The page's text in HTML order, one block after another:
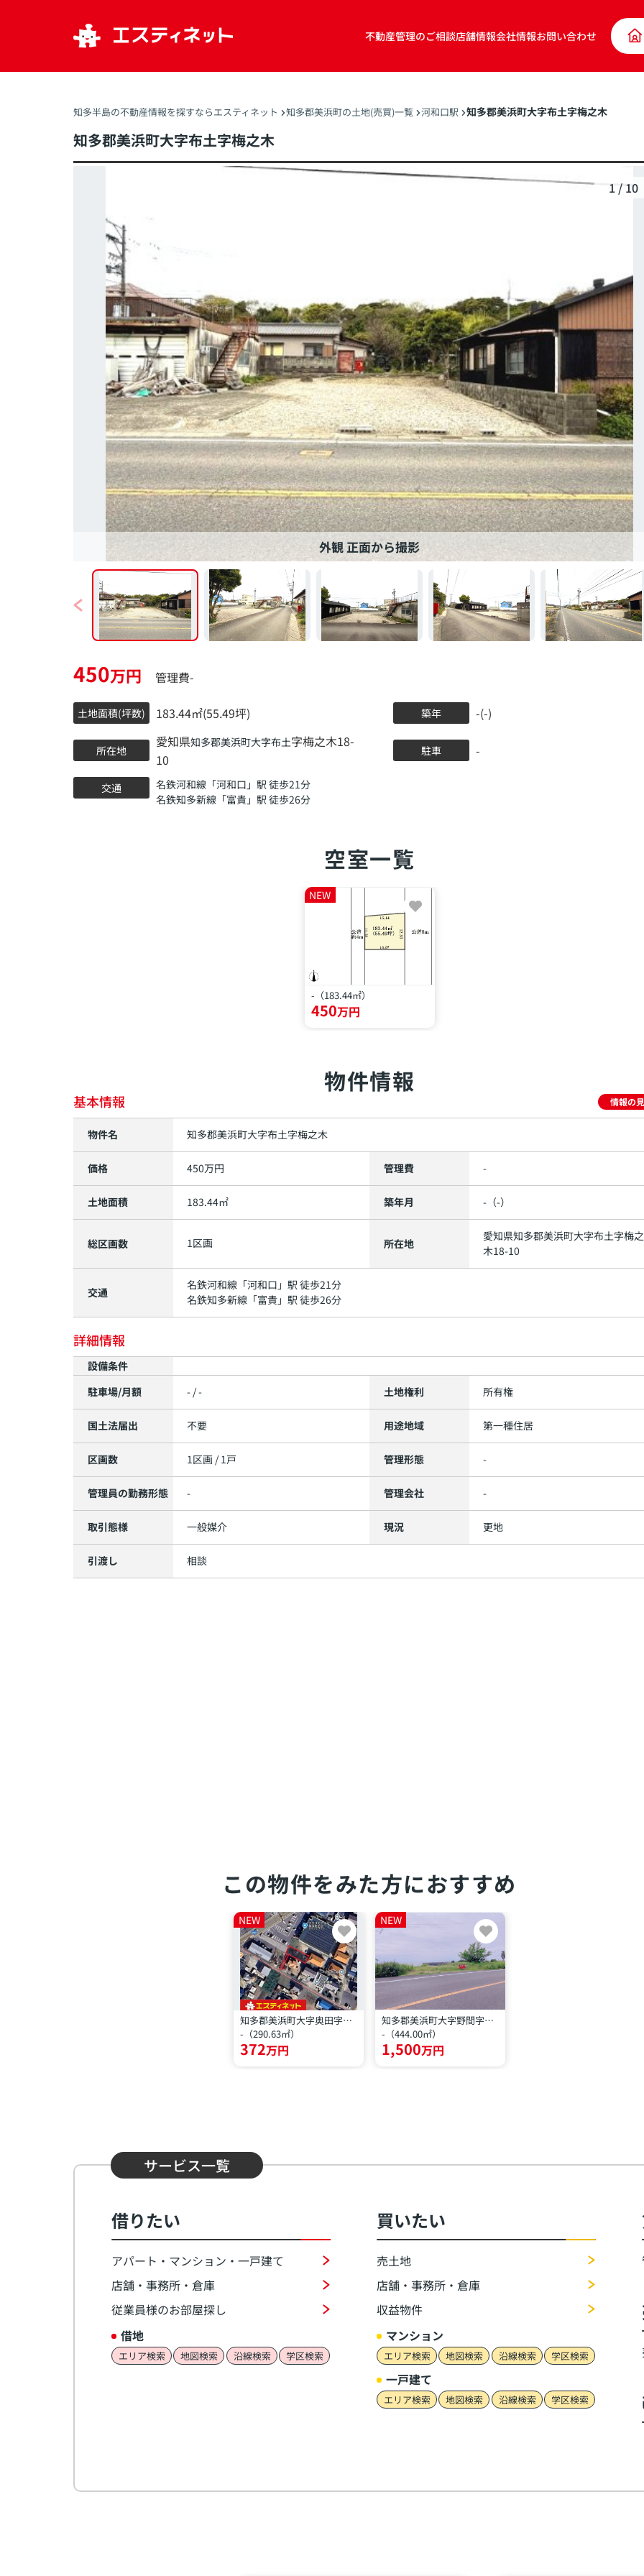
不動産管理のご相談店舗情報会社情報お問い合わせ
知多半島の不動産情報を探すならエスティネット 知多郡美浜町の土地(売買)一覧 河和口駅 知多郡美浜町大字布土字梅之木
知多郡美浜町大字布土字梅之木
外観 正面から撮影
1 /10
450万円 管理費-
土地面積(坪数) 183.44㎡(55.49坪) 築年 -(-)
所在地
愛知県知多郡美浜町大字布土字梅之木18-
10
駐車 -
交通 名鉄河和線 「河和口 」駅 徒歩21分
名鉄知多新線 「富貴」駅 徒歩26分
空室一覧
NEW
-（183.44㎡）
450万円
物件情報
基本情報 情報の
物件名 知多郡美浜町大字布土字梅之木
価格 450万円 管理費 -
土地面積 183.44㎡ 築年月 -（-）
総区画数 1区画 所在地
愛知県知多郡美浜町大字布土字梅之
木18-10
交通
名鉄河和線 「河和口 」駅 徒歩21分
名鉄知多新線 「富貴」駅 徒歩26分
詳細情報
設備条件
駐車場/月額
- / - 土地権利 所有権
国土法届出 不要 用途地域 第一種住居
区画数 1区画 / 1戸 管理形態 -
管理員の勤務形態 - 管理会社 -
取引態様 一般媒介 現況 更地
引渡し 相談
この物件をみた方におすすめ
NEW
知多郡美浜町大字奥田字三ケ市
-（290.63㎡）
372万円
NEW
知多郡美浜町大字野間字冨具崎
-（444.00㎡）
1,500万円
サービス一覧
借りたい
アパート・マンション・一戸建て
店舗・事務所・倉庫
従業員様のお部屋探し
借地
エリア検索 地図検索 沿線検索 学区検索
買いたい
売土地
店舗・事務所・倉庫
収益物件
マンション
エリア検索 地図検索 沿線検索 学区検索
一戸建て
エリア検索 地図検索 沿線検索 学区検索